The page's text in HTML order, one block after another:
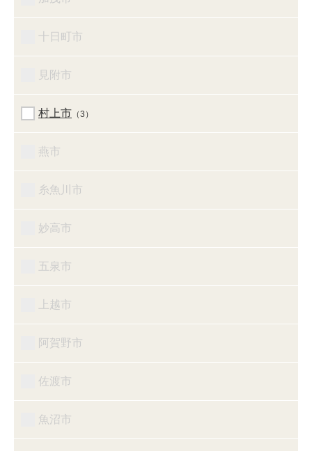
十日町市
見附市
村上市 （3）
燕市
糸魚川市
妙高市
五泉市
上越市
阿賀野市
佐渡市
魚沼市